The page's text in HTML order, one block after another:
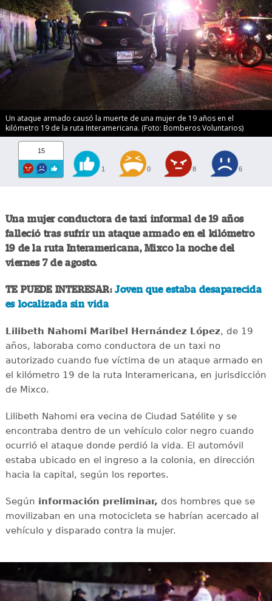
Un ataque armado causó la muerte de una mujer de 19 años en el
kilómetro 19 de la ruta Interamericana. (Foto: Bomberos Voluntarios)
15
1 0 8 6
Una mujer conductora de taxi informal de 19 años
falleció tras sufrir un ataque armado en el kilómetro
19 de la ruta Interamericana, Mixco la noche del
viernes 7 de agosto.
TE PUEDE INTERESAR:Joven que estaba desaparecida
es localizada sin vida
Lilibeth Nahomi Maribel Hernández López, de 19
años, laboraba como conductora de un taxi no
autorizado cuando fue víctima de un ataque armado en
el kilómetro 19 de la ruta Interamericana, en jurisdicción
de Mixco.
Lilibeth Nahomi era vecina de Ciudad Satélite y se
encontraba dentro de un vehículo color negro cuando
ocurrió el ataque donde perdió la vida. El automóvil
estaba ubicado en el ingreso a la colonia, en dirección
hacia la capital, según los reportes.
Según información preliminar, dos hombres que se
movilizaban en una motocicleta se habrían acercado al
vehículo y disparado contra la mujer.